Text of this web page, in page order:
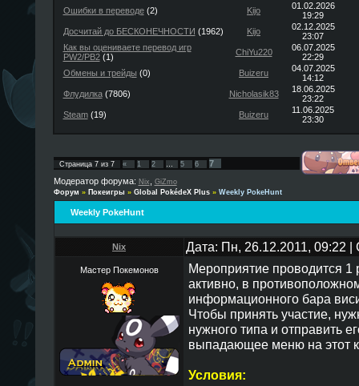
Ошибки в переводе(2) Kijo
01.02.2026
19:29
Досчитай до БЕСКОНЕЧНОСТИ (1962) Kijo
02.12.2025
23:07
Как вы оцениваете перевод игр
PW2/PB2(1) ChiYu220
06.07.2025
22:29
Обмены и трейды (0) Buizeru
04.07.2025
14:12
Флудилка(7806) Nicholasik83
18.06.2025
23:22
Steam(19) Buizeru
11.06.2025
23:30
Страница 7из 7 « 1 2 … 5 6
7
Модератор форума: Nix
GiZmo
Форум » Покеигры » Global PokédeX Plus » Weekly PokeHunt
Weekly PokeHunt
Nix Дата: Пн, 26.12.2011, 09:22
Мастер Покемонов
Мероприятие проводится 1
активно, в
информационного бара
Чтобы принять участие,
нужного типа и отправить
выпадающее меню на этот
Условия: